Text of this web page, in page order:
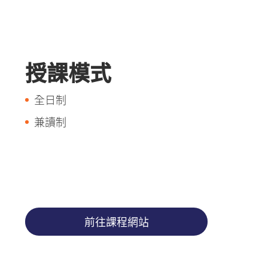
授課模式
全日制
兼讀制
前往課程網站